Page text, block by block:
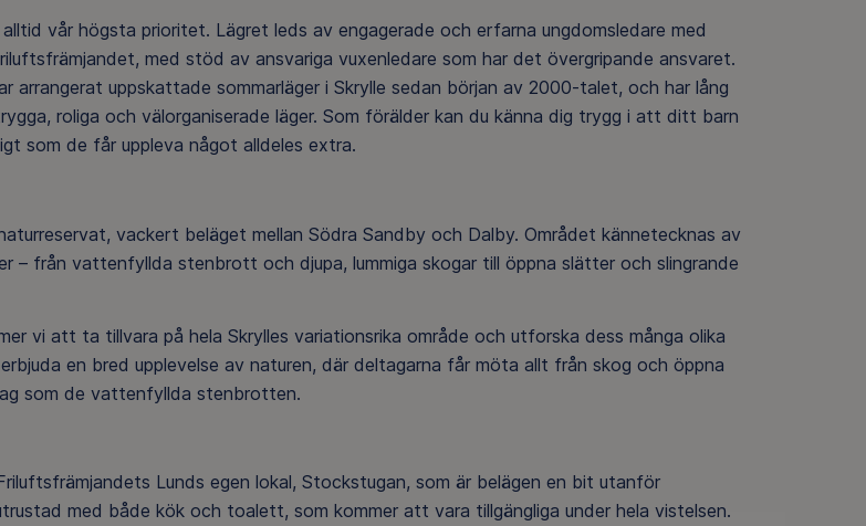
vår högsta prioritet. Lägret leds av engagerade och erfarna ungdomsledare med
med stöd av ansvariga vuxenledare som har det övergripande ansvaret.
arrangerat uppskattade sommarläger i Skrylle sedan början av 2000-talet, och har lång
roliga och välorganiserade läger. Som förälder kan du känna dig trygg i att ditt barn
som de får uppleva något alldeles extra.
vackert beläget mellan Södra Sandby och Dalby. Området kännetecknas av
– från vattenfyllda stenbrott och djupa, lummiga skogar till öppna slätter och slingrande
vi att ta tillvara på hela Skrylles variationsrika område och utforska dess många olika
en bred upplevelse av naturen, där deltagarna får möta allt från skog och öppna
som de vattenfyllda stenbrotten.
Lunds egen lokal, Stockstugan, som är belägen en bit utanför
med både kök och toalett, som kommer att vara tillgängliga under hela vistelsen.